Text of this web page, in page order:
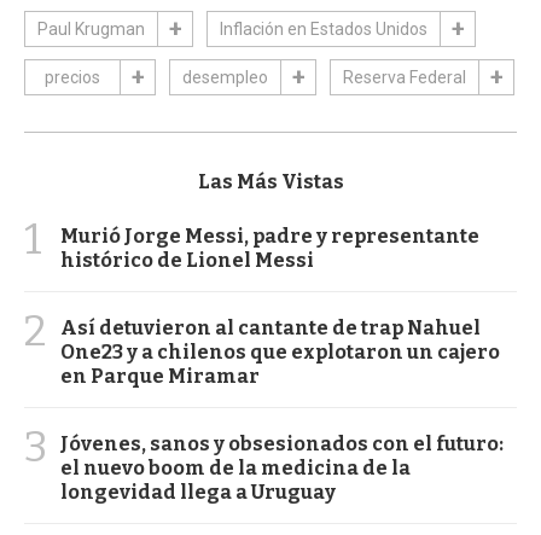
Paul Krugman Inflación en Estados Unidos
precios desempleo Reserva Federal
Las Más Vistas
1
Murió Jorge Messi, padre y representante
histórico de Lionel Messi
2
Así detuvieron al cantante de trap Nahuel
One23 y a chilenos que explotaron un cajero
en Parque Miramar
3
Jóvenes, sanos y obsesionados con el futuro:
el nuevo boom de la medicina de la
longevidad llega a Uruguay